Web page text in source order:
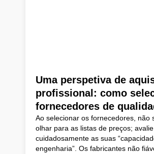
Uma perspetiva de
profissional: como
fornecedores de
Ao selecionar os fornecedores, não
olhar para as listas de preços; avalie
cuidadosamente as suas
engenharia”. Os fabricantes não